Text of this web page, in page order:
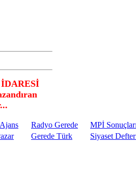
Radyo Gerede
MPİ
Gerede Türk Siyaset